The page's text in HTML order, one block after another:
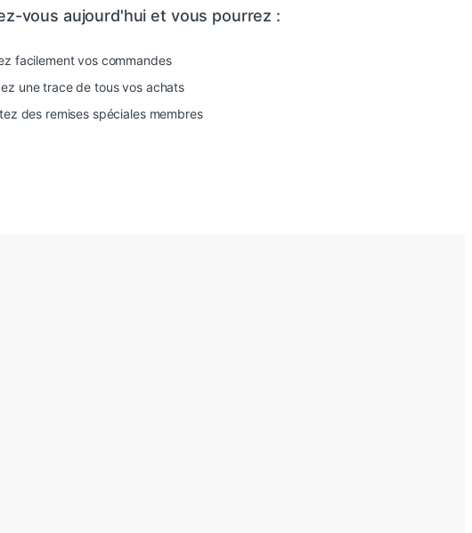
vous aujourd'hui et vous pourrez :
facilement vos commandes
une trace de tous vos achats
des remises spéciales membres